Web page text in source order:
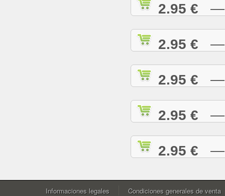
2.95 € —
2.95 € —
2.95 € —
2.95 € —
2.95 € —
Informaciones legales Condiciones generales de venta